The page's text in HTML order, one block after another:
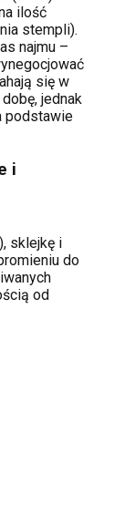
ilość
stempli).
najmu –
się w
jednak
podstawie
i
sklejkę i
do
od